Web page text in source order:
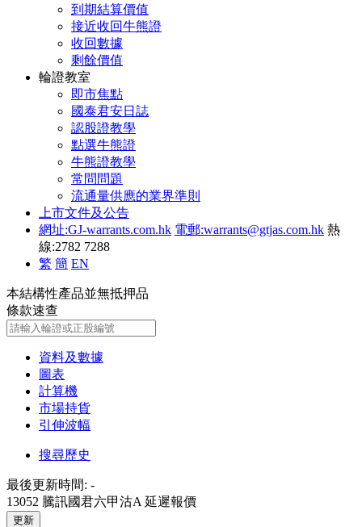
到期結算價值
接近收回牛熊證
收回數據
剩餘價值
輪證教室
即市焦點
國泰君安日誌
認股證教學
點選牛熊證
牛熊證教學
常問問題
流通量供應的業界準則
上市文件及公告
網址:GJ-warrants.com.hk 電郵:warrants@gtjas.com.hk 熱
線:2782 7288
繁 簡 EN
本結構性產品並無抵押品
條款速查
資料及數據
圖表
計算機
市場持貨
引伸波幅
搜尋歷史
最後更新時間: -
13052 騰訊國君六甲沽A 延遲報價
更新